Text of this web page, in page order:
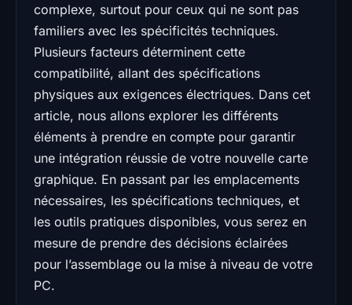
complexe, surtout pour ceux qui ne sont pas
familiers avec les spécificités techniques.
Plusieurs facteurs déterminent cette
compatibilité, allant des spécifications
physiques aux exigences électriques. Dans cet
article, nous allons explorer les différents
éléments à prendre en compte pour garantir
une intégration réussie de votre nouvelle carte
graphique. En passant par les emplacements
nécessaires, les spécifications techniques, et
les outils pratiques disponibles, vous serez en
mesure de prendre des décisions éclairées
pour l’assemblage ou la mise à niveau de votre
PC.